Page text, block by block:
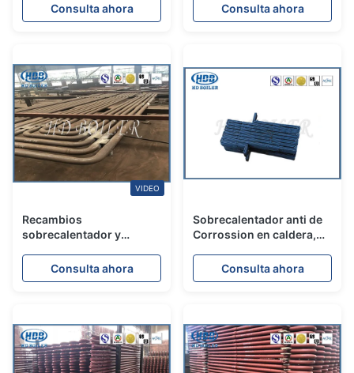
incineración de calor
residual de las centrales
Consulta ahora
especificaciones
personalizadas de
Consulta ahora
VIDEO
Recambios
sobrecalentador y
caldera de la central
eléctrica de acero de
Consulta ahora
Sobrecalentador anti de
Corrossion en caldera,
los tubos en central
térmico
Consulta ahora